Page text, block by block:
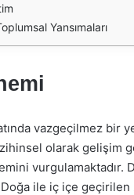
Yansımaları
vazgeçilmez
olarak gelişim
vurgulamaktadır.
ile iç içe